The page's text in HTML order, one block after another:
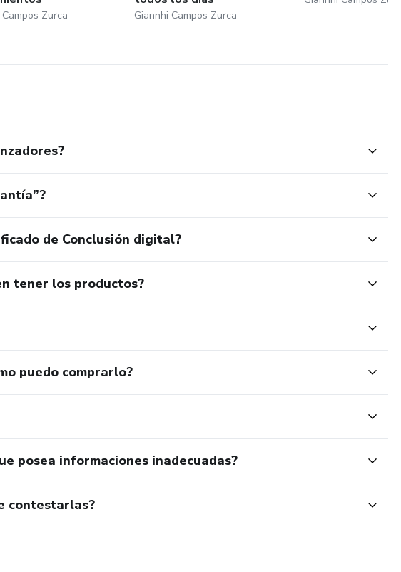
Zurca Giannhi Campos Zurca
de Conclusión digital?
tener los productos?
puedo comprarlo?
posea informaciones inadecuadas?
contestarlas?